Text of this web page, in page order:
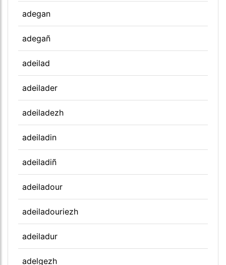
adegan
adegañ
adeilad
adeilader
adeiladezh
adeiladin
adeiladiñ
adeiladour
adeiladouriezh
adeiladur
adelgezh